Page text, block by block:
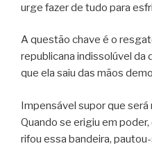
urge fazer de tudo para
A questão chave é o
republicana indissolúvel da
que ela saiu das mãos
Impensável supor que
Quando se erigiu em
rifou essa bandeira,